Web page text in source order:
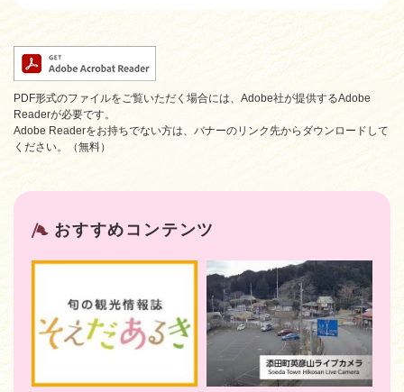
PDF形式のファイルをご覧いただく場合には、Adobe社が提供するAdobe
Readerが必要です。
Adobe Readerをお持ちでない方は、バナーのリンク先からダウンロードして
ください。（無料）
おすすめコンテンツ